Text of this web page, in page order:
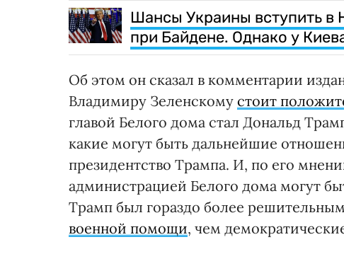
Шансы Украины вступить
при Байдене. Однако у
Об этом он сказал в комментарии
Владимиру Зеленскому стоит
главой Белого дома стал Дональд
какие могут быть дальнейшие
президентство Трампа. И, по его
администрацией Белого дома могут
Трамп был гораздо более
военной помощи, чем